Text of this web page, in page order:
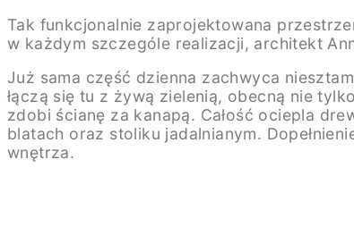
Tak funkcjonalnie zaprojektowana
w każdym szczególe realizacji, architekt
Już sama część dzienna zachwyca
łączą się tu z żywą zielenią, obecną nie
zdobi ścianę za kanapą. Całość ociepla
blatach oraz stoliku jadalnianym.
wnętrza.